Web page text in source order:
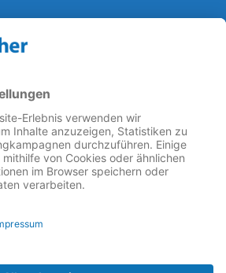
Reparatur Revolution
Für Produkte, die sich gut
günstigere Ersatzteile und den
Betriebe und des Reparatur-
Fragen